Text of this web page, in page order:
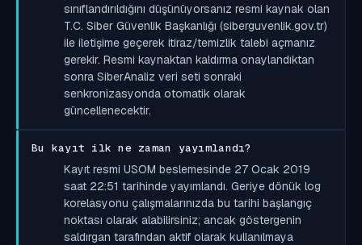
sınıflandırıldığını düşünüyorsanız resmi kaynak olan
T.C. Siber Güvenlik Başkanlığı (siberguvenlik.gov.tr)
ile iletişime geçerek itiraz/temizlik talebi açmanız
gerekir. Resmi kaynaktan kaldırma onaylandıktan
sonra SiberAnaliz veri seti sonraki
senkronizasyonda otomatik olarak
güncellenecektir.
Bu kayıt ilk ne zaman yayımlandı?
Kayıt resmi USOM beslemesinde 27 Ocak 2019
saat 22:51 tarihinde yayımlandı. Geriye dönük log
korelasyonu çalışmalarınızda bu tarihi başlangıç
noktası olarak alabilirsiniz; ancak göstergenin
saldırgan tarafından aktif olarak kullanılmaya